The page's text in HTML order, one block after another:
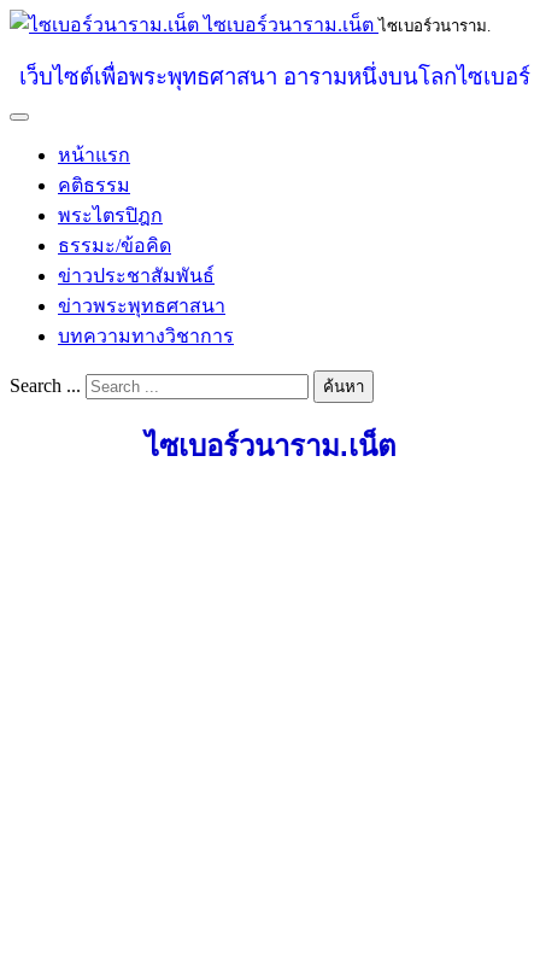
ไซเบอร์วนาราม.เน็ต ไซเบอร์วนาราม.
เว็บไซต์เพื่อพระพุทธศาสนา อารามหนึ่งบนโลกไซเบอร์
หน้าแรก
คติธรรม
พระไตรปิฎก
ธรรมะ/ข้อคิด
ข่าวประชาสัมพันธ์
ข่าวพระพุทธศาสนา
บทความทางวิชาการ
Search ... ค้นหา
ไซเบอร์วนาราม.เน็ต